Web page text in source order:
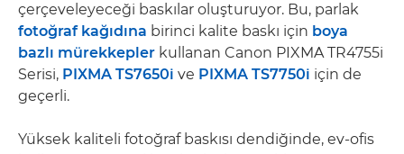
çerçeveleyeceği baskılar oluşturuyor. Bu, parlak
fotoğraf kağıdına birinci kalite baskı için boya
bazlı mürekkepler kullanan Canon PIXMA TR4755i
Serisi, PIXMA TS7650i ve PIXMA TS7750i için de
geçerli.
Yüksek kaliteli fotoğraf baskısı dendiğinde, ev-ofis